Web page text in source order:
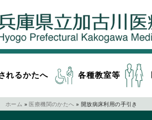
れるかたへ 各種教室等
ホーム » 医療機関のかたへ » 開放病床利用の手引き